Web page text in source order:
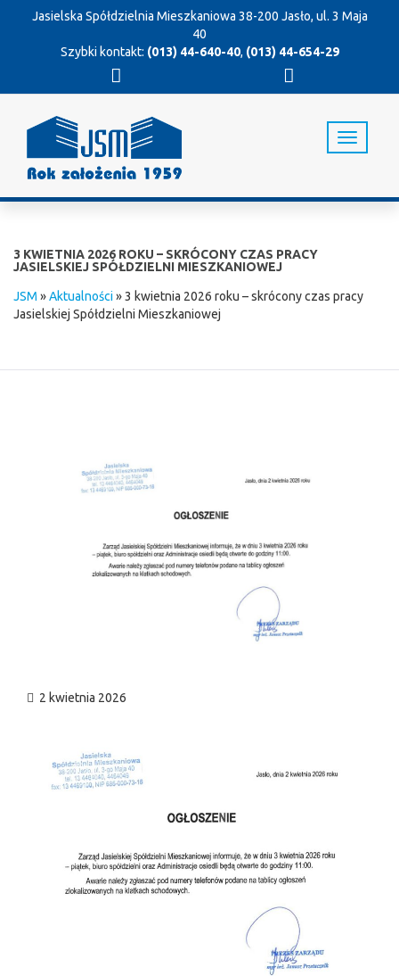
Jasielska Spółdzielnia Mieszkaniowa 38-200 Jasło, ul. 3 Maja
40
Szybki kontakt: (013) 44-640-40, (013) 44-654-29
T
o
i
i
3 KWIETNIA 2026 ROKU – SKRÓCONY CZAS PRACY
JASIELSKIEJ SPÓŁDZIELNI MIESZKANIOWEJ
JSM »Aktualności»3 kwietnia 2026 roku – skrócony czas pracy
Jasielskiej Spółdzielni Mieszkaniowej
2 kwietnia 2026